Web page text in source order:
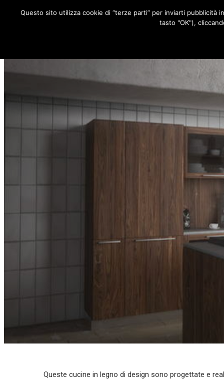
RUBRICHE
Queste cucine in legno di design sono progettate e
Questo sito utilizza cookie di “terze parti” per inviarti pubblicità
tasto "OK"),